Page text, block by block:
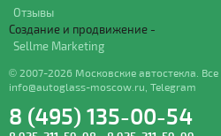
Отзывы
Создание и продвижение -
Sellme Marketing
© 2007-2026 Московские автостекла.
info@autoglass-moscow.ru Telegram
8 (495) 135-00-54